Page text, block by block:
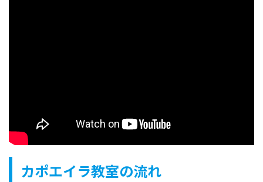
カポエイラ教室の流れ